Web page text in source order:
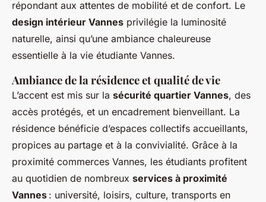
répondant aux attentes de mobilité et de confort. Le
design intérieur Vannes privilégie la luminosité
naturelle, ainsi qu’une ambiance chaleureuse
essentielle à la vie étudiante Vannes.
Ambiance de la résidence et qualité de vie
L’accent est mis sur la sécurité quartier Vannes, des
accès protégés, et un encadrement bienveillant. La
résidence bénéficie d’espaces collectifs accueillants,
propices au partage et à la convivialité. Grâce à la
proximité commerces Vannes, les étudiants profitent
au quotidien de nombreux services à proximité
Vannes : université, loisirs, culture, transports en